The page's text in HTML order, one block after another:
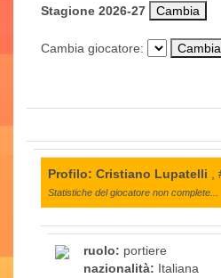
Stagione 2026-27
Cambia giocatore:
Profilo: Cristiano Lupatelli ,
Statistiche del giocatore non complete...
ruolo: portiere
nazionalità: Italiana